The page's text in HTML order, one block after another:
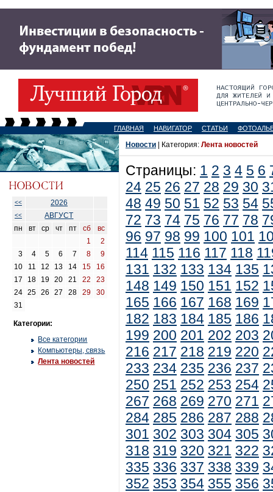
ГЛАВНАЯ НАВИГАТОР СТАТЬИ
<< 2026
<<
АВГУСТ
пн
вт ср чт пт сб
вс
1
2
3
4 5 6 7 8
9
10
11 12 13 14 15
16
17
18 19 20 21 22
23
24
25 26 27 28 29
30
31
Категории:
Все категории
Компьютеры, связь
Лента новостей
Новости | Категория: Лента новостей
Страницы: 1 2 3 4 5 6
24 25 26 27 28 29 30
48 49 50 51 52 53 54
72 73 74 75 76 77 78
96 97 98 99 100 101
114 115 116 117 118
131 132 133 134 135
148 149 150 151 152
165 166 167 168 169
182 183 184 185 186
199 200 201 202 203
216 217 218 219 220
233 234 235 236 237
250 251 252 253 254
267 268 269 270 271
284 285 286 287 288
301 302 303 304 305
318 319 320 321 322
335 336 337 338 339
352 353 354 355 356